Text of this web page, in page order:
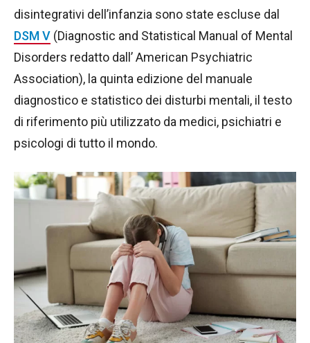
disintegrativi dell’infanzia sono state escluse dal
DSM V (Diagnostic and Statistical Manual of Mental
Disorders redatto dall’ American Psychiatric
Association), la quinta edizione del manuale
diagnostico e statistico dei disturbi mentali, il testo
di riferimento più utilizzato da medici, psichiatri e
psicologi di tutto il mondo.